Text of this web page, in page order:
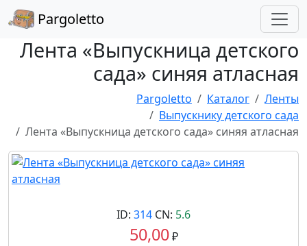
Pargoletto
Лента «Выпускница детского
сада» синяя атласная
Pargoletto Каталог
Ленты
Выпускнику детского сада
Лента «Выпускница детского сада» синяя атласная
ID: 314 CN: 5.6
50,00₽